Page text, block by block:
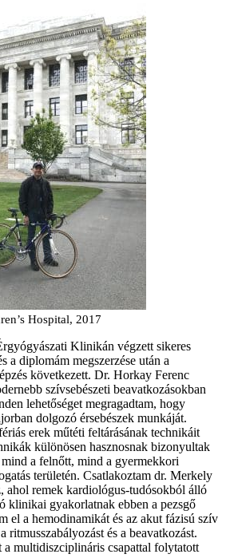
Hospital, 2017
Klinikán végzett sikeres
a diplomám megszerzése után a
következett. Dr. Horkay Ferenc
szívsebészeti beavatkozásokban
lehetőséget megragadtam, hogy
dolgozó érsebészek munkáját.
erek műtéti feltárásának technikáit
különösen hasznosnak bizonyultak
a felnőtt, mind a gyermekkori
területén. Csatlakoztam dr. Merkely
ahol remek kardiológus-tudósokból álló
klinikai gyakorlatnak ebben a pezsgő
el a hemodinamikát és az akut fázisú szív
ritmusszabályozást és a beavatkozást.
a multidiszciplináris csapattal folytatott